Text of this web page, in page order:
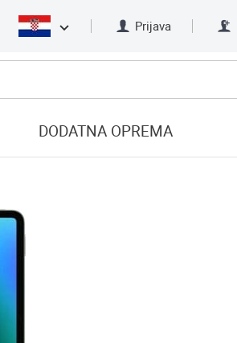
Prijava
DODATNA OPREMA